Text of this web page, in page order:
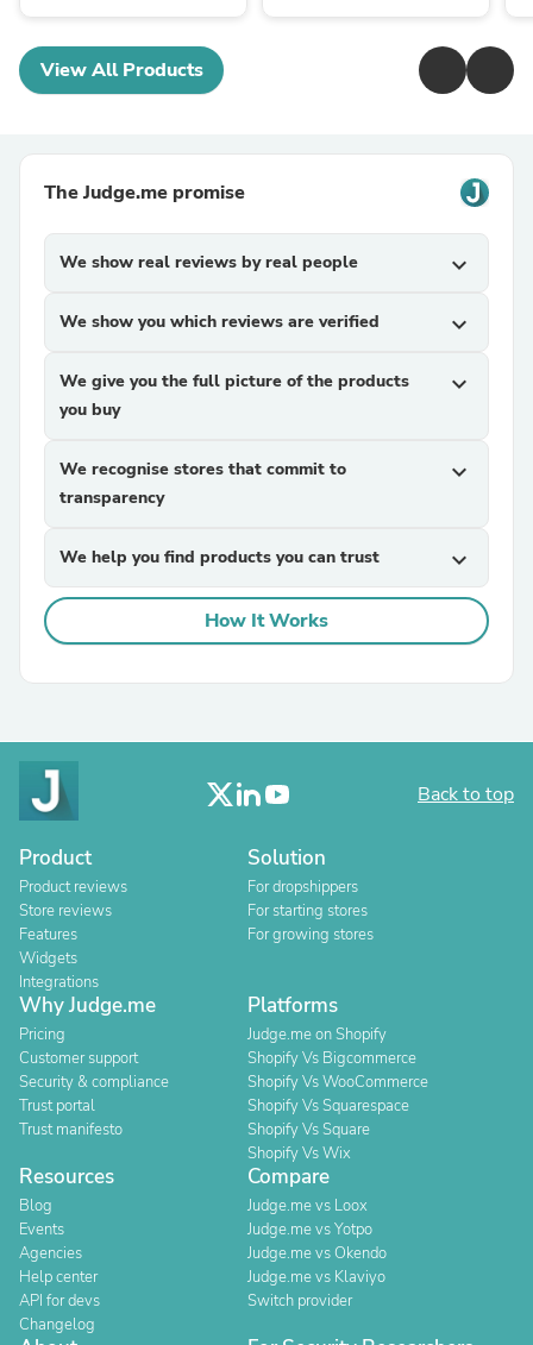
View All Products
The Judge.me promise
We show real reviews by real people expand_more
We show you which reviews are verified expand_more
We give you the full picture of the products
you buy
expand_more
We recognise stores that commit to
transparency
expand_more
We help you find products you can trust expand_more
How It Works
Back to top
Product
Product reviews
Store reviews
Features
Widgets
Integrations
Solution
For dropshippers
For starting stores
For growing stores
Why Judge.me
Pricing
Customer support
Security & compliance
Trust portal
Trust manifesto
Platforms
Judge.me on Shopify
Shopify Vs Bigcommerce
Shopify Vs WooCommerce
Shopify Vs Squarespace
Shopify Vs Square
Shopify Vs Wix
Resources
Blog
Events
Agencies
Help center
API for devs
Changelog
Compare
Judge.me vs Loox
Judge.me vs Yotpo
Judge.me vs Okendo
Judge.me vs Klaviyo
Switch provider